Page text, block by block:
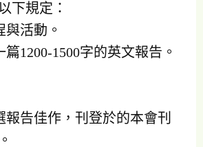
下規定：
活動。
1200-1500字的英文報告。
報告佳作，刊登於的本會刊